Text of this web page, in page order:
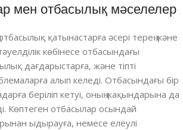
мен отбасылық мәселелер
қатынастарға әсері терең және
көбінесе отбасындағы
дағдарыстарға, және тіпті
алып келеді. Отбасындағы бір
беріліп кетуі, оның жақындарына да
Көптеген отбасылар осындай
ыдырауға, немесе елеулі